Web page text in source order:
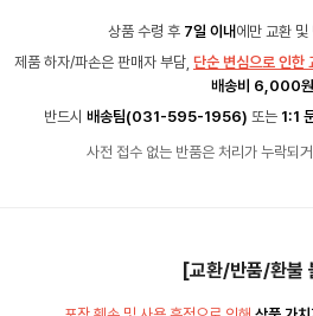
상품 수령 후 7일 이내 에만 교환
제품 하자/파손은 판매자 부담, 단순 변심으로 인한
배송비 6,000
반드시 배송팀(031-595-1956) 또는 1:1
사전 접수 없는 반품은 처리가 누락되
[교환/반품/환불